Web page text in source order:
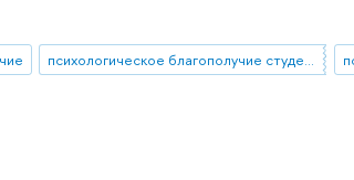
психологическое благополучие студентов